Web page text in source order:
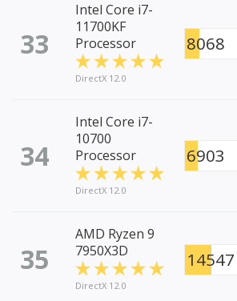
33
Intel Core i7-
11700KF
Processor
DirectX 12.0
8068
34
Intel Core i7-
10700
Processor
DirectX 12.0
6903
35
AMD Ryzen 9
7950X3D
DirectX 12.0
14547